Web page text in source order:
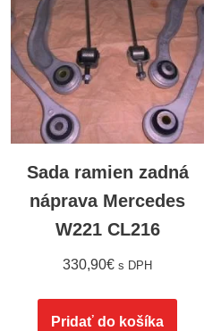
Sada ramien zadná
náprava Mercedes
W221 CL216
330,90€ s DPH
Pridať do košíka